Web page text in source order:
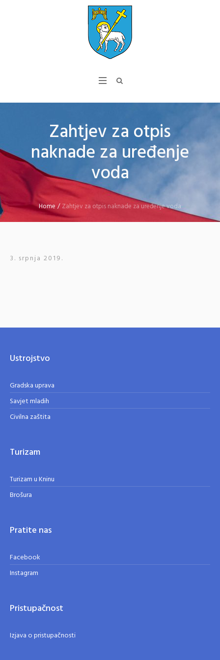
Zahtjev za otpis
naknade za uređenje
voda
Home /Zahtjev za otpis naknade za uređenje voda
3. srpnja 2019.
Ustrojstvo
Gradska uprava
Savjet mladih
Civilna zaštita
Turizam
Turizam u Kninu
Brošura
Pratite nas
Facebook
Instagram
Pristupačnost
Izjava o pristupačnosti